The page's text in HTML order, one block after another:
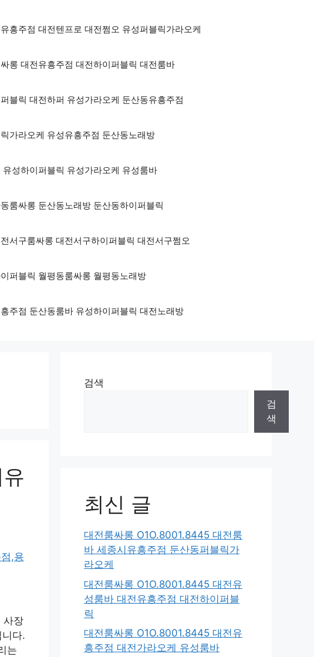
흥주점 대전텐프로 대전쩜오 유성퍼블릭가라오케
롱 대전유흥주점 대전하이퍼블릭 대전룸바
블릭 대전하퍼 유성가라오케 둔산동유흥주점
가라오케 유성유흥주점 둔산동노래방
성하이퍼블릭 유성가라오케 유성룸바
룸싸롱 둔산동노래방 둔산동하이퍼블릭
서구룸싸롱 대전서구하이퍼블릭 대전서구쩜오
퍼블릭 월평동룸싸롱 월평동노래방
주점 둔산동룸바 유성하이퍼블릭 대전노래방
사장
다.
는
검색
검
색
최신 글
대전룸싸롱 O1O.8001.8445 대전룸
바 세종시유흥주점 둔산동퍼블릭가
라오케
대전룸싸롱 O1O.8001.8445 대전유
성룸바 대전유흥주점 대전하이퍼블
릭
대전룸싸롱 O1O.8001.8445 대전유
흥주점 대전가라오케 유성룸바